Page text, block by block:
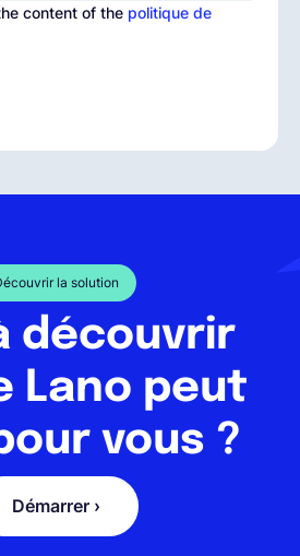
content of the politique de
la solution
découvrir
Lano peut
vous ?
Démarrer ›